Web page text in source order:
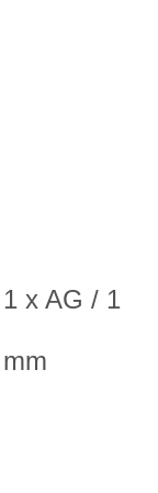
x AG / 1